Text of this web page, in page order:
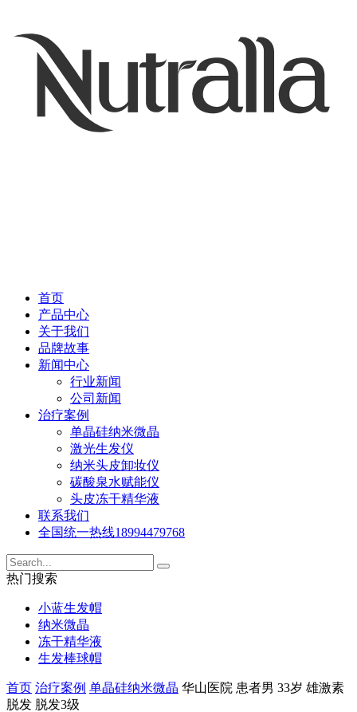
首页
产品中心
关于我们
品牌故事
新闻中心
行业新闻
公司新闻
治疗案例
单晶硅纳米微晶
激光生发仪
纳米头皮卸妆仪
碳酸泉水赋能仪
头皮冻干精华液
联系我们
全国统一热线18994479768
热门搜索
小蓝生发帽
纳米微晶
冻干精华液
生发棒球帽
首页 治疗案例 单晶硅纳米微晶 华山医院 患者男 33岁 雄激素
脱发 脱发3级